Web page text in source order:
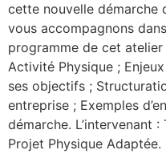
cette nouvelle démarche
vous accompagnons
programme de cet
Activité Physique ;
ses objectifs ;
entreprise ; Exemples
démarche. L’intervenant
Projet Physique